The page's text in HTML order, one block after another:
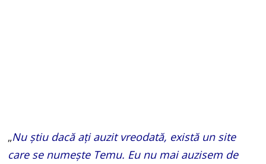
„Nu știu dacă ați auzit vreodată, există un site
care se numește Temu. Eu nu mai auzisem de